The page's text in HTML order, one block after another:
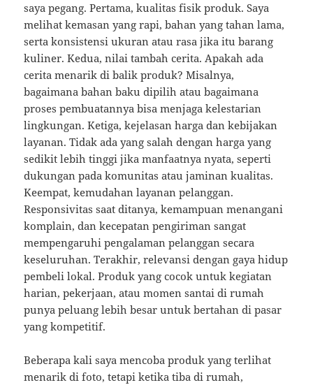
saya pegang. Pertama, kualitas fisik produk. Saya
melihat kemasan yang rapi, bahan yang tahan lama,
serta konsistensi ukuran atau rasa jika itu barang
kuliner. Kedua, nilai tambah cerita. Apakah ada
cerita menarik di balik produk? Misalnya,
bagaimana bahan baku dipilih atau bagaimana
proses pembuatannya bisa menjaga kelestarian
lingkungan. Ketiga, kejelasan harga dan kebijakan
layanan. Tidak ada yang salah dengan harga yang
sedikit lebih tinggi jika manfaatnya nyata, seperti
dukungan pada komunitas atau jaminan kualitas.
Keempat, kemudahan layanan pelanggan.
Responsivitas saat ditanya, kemampuan menangani
komplain, dan kecepatan pengiriman sangat
mempengaruhi pengalaman pelanggan secara
keseluruhan. Terakhir, relevansi dengan gaya hidup
pembeli lokal. Produk yang cocok untuk kegiatan
harian, pekerjaan, atau momen santai di rumah
punya peluang lebih besar untuk bertahan di pasar
yang kompetitif.
Beberapa kali saya mencoba produk yang terlihat
menarik di foto, tetapi ketika tiba di rumah,